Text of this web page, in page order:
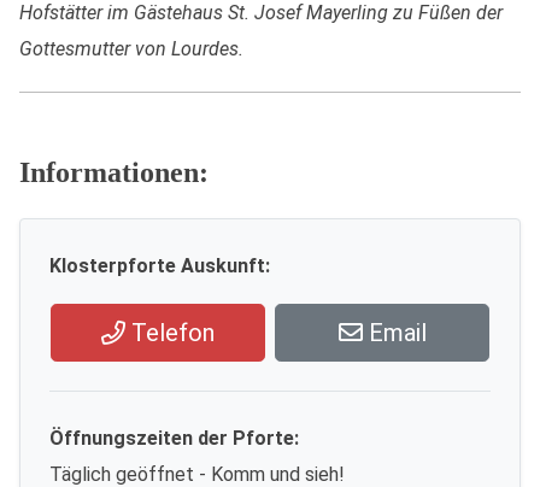
Hofstätter im Gästehaus St. Josef Mayerling zu Füßen der
Gottesmutter von Lourdes.
Informationen:
Klosterpforte Auskunft:
Telefon Email
Öffnungszeiten der Pforte:
Täglich geöffnet - Komm und sieh!